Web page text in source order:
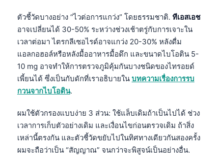
ตัวชี้วัดบางอย่าง “ไวต่อการแกว่ง” โดยธรรมชาติ. ทีเอสเอช
อาจเปลี่ยนได้ 30-50% ระหว่างช่วงเช้าตรู่กับการเจาะใน
เวลาต่อมา ไตรกลีเซอไรด์อาจแกว่ง 20-30% หลังดื่ม
แอลกอฮอล์หรือหลังมื้ออาหารมื้อดึก และขนาดไบโอติน 5-
10 mg อาจทำให้การตรวจภูมิคุ้มกันบางชนิดของไทรอยด์
เพี้ยนได้ ซึ่งเป็นกับดักที่เราอธิบายใน บทความเรื่องการรบ
กวนจากไบโอติน.
ผมใช้ตัวกรองแบบง่าย 3 ส่วน: ใช้แล็บเดิมถ้าเป็นไปได้ ช่วง
เวลาการเก็บตัวอย่างเดิม และเงื่อนไขก่อนตรวจเดิม ถ้าสิ่ง
เหล่านี้ตรงกัน และตัวชี้วัดขยับไปในทิศทางเดียวกันสองครั้ง
ผมจะถือว่าเป็น “สัญญาณ” จนกว่าจะพิสูจน์เป็นอย่างอื่น.